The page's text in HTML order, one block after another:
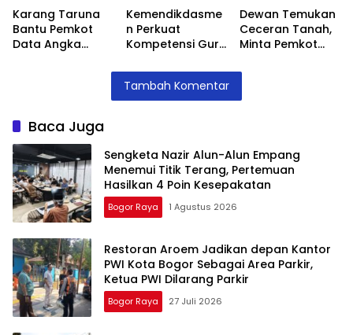
Karang Taruna
Bantu Pemkot
Data Angka
Kemendikdasme
n Perkuat
Kompetensi Guru
Lalubi Untuk
Apresiasi ABK
Dewan Temukan
Ceceran Tanah,
Minta Pemkot
Trase Baru
Tambah Komentar
Baca Juga
Sengketa Nazir Alun-Alun Empang
Menemui Titik Terang, Pertemuan
Hasilkan 4 Poin Kesepakatan
Bogor Raya 1 Agustus 2026
Restoran Aroem Jadikan depan Kantor
PWI Kota Bogor Sebagai Area Parkir,
Ketua PWI Dilarang Parkir
Bogor Raya 27 Juli 2026